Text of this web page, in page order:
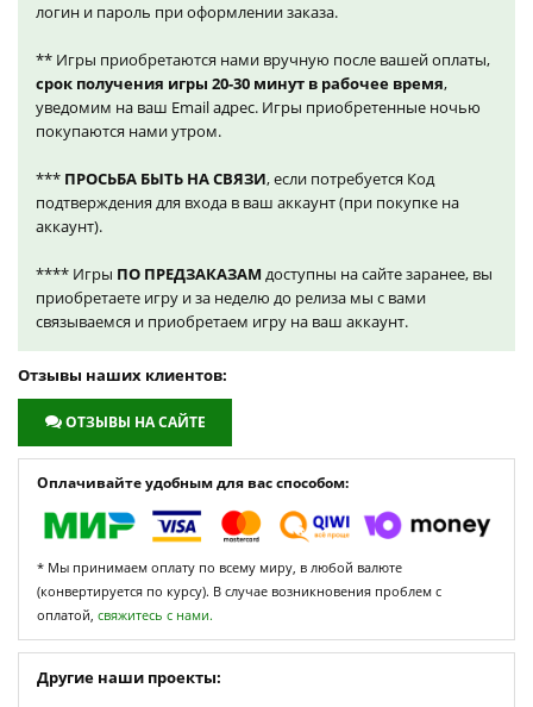
логин и пароль при оформлении заказа.
** Игры приобретаются нами вручную после вашей оплаты,
срок получения игры 20-30 минут в рабочее время,
уведомим на ваш Email адрес. Игры приобретенные ночью
покупаются нами утром.
*** ПРОСЬБА БЫТЬ НА СВЯЗИ, если потребуется Код
подтверждения для входа в ваш аккаунт (при покупке на
аккаунт).
**** Игры ПО ПРЕДЗАКАЗАМ доступны на сайте заранее, вы
приобретаете игру и за неделю до релиза мы с вами
связываемся и приобретаем игру на ваш аккаунт.
Отзывы наших клиентов:
ОТЗЫВЫ НА САЙТЕ
Оплачивайте удобным для вас способом:
* Мы принимаем оплату по всему миру, в любой валюте
(конвертируется по курсу). В случае возникновения проблем с
оплатой, свяжитесь с нами.
Другие наши проекты: